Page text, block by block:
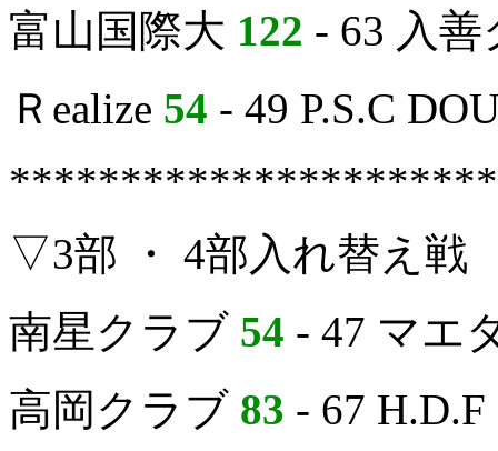
富山国際大 122 - 63 入
Ｒealize 54 - 49 P.S.C
▽3部 ・ 4部入れ替え戦
南星クラブ 54 - 47 マエ
高岡クラブ 83 - 67 H.D.F